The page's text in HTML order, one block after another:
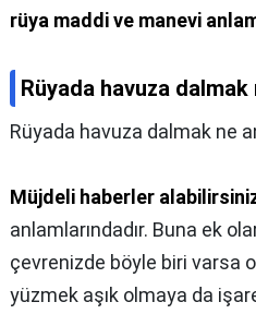
rüya maddi ve manevi
Rüyada havuza
Rüyada havuza dalmak ne
Müjdeli haberler
anlamlarındadır. Buna ek
çevrenizde böyle biri varsa
yüzmek aşık olmaya da